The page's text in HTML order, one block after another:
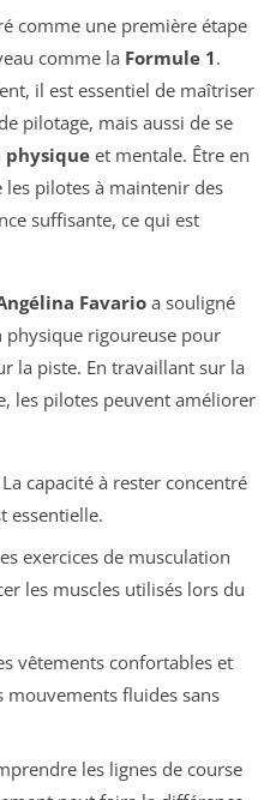
comme une première étape
comme la Formule 1.
il est essentiel de maîtriser
pilotage, mais aussi de se
et mentale. Être en
pilotes à maintenir des
suffisante, ce qui est
Favarioa souligné
physique rigoureuse pour
la piste. En travaillant sur la
les pilotes peuvent améliorer
capacité à rester concentré
essentielle.
exercices de musculation
les muscles utilisés lors du
vêtements confortables et
mouvements fluides sans
les lignes de course